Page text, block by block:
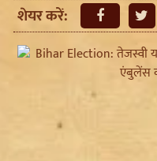
शेयर करें: